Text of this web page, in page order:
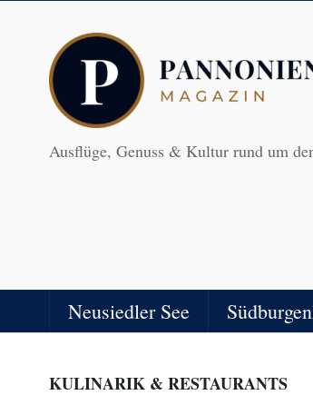
Ausflüge, Genuss & Kultur rund um
Neusiedler See
KULINARIK & RESTAURANTS